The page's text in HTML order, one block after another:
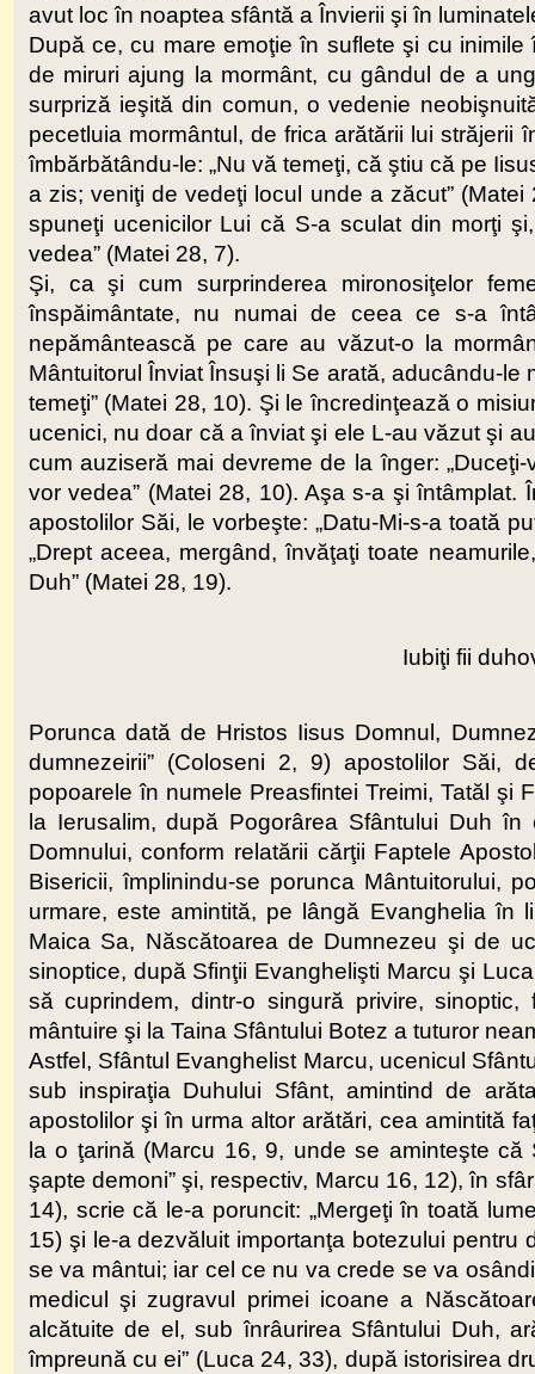
avut loc în noaptea sfântă a Învierii şi în
După ce, cu mare emoţie în suflete şi cu
de miruri ajung la mormânt, cu gândul de a
surpriză ieşită din comun, o vedenie
pecetluia mormântul, de frica arătării lui străjerii
îmbărbătându-le: „Nu vă temeţi, că ştiu că pe
a zis; veniţi de vedeţi locul unde a zăcut”
spuneţi ucenicilor Lui că S-a sculat din morţi
vedea” (Matei 28, 7).
Şi, ca şi cum surprinderea mironosiţelor
înspăimântate, nu numai de ceea ce s-a
nepământească pe care au văzut-o la
Mântuitorul Înviat Însuşi li Se arată, aducându-le
temeţi” (Matei 28, 10). Şi le încredinţează o
ucenici, nu doar că a înviat şi ele L-au văzut şi
cum auziseră mai devreme de la înger:
vor vedea” (Matei 28, 10). Aşa s-a şi întâmplat.
apostolilor Săi, le vorbeşte: „Datu-Mi-s-a toată
„Drept aceea, mergând, învăţaţi toate
Duh” (Matei 28, 19).
Iubiţi fii
Porunca dată de Hristos Iisus Domnul,
dumnezeirii” (Coloseni 2, 9) apostolilor
popoarele în numele Preasfintei Treimi, Tatăl şi
la Ierusalim, după Pogorârea Sfântului Duh
Domnului, conform relatării cărţii Faptele
Bisericii, împlinindu-se porunca Mântuitorului,
urmare, este amintită, pe lângă Evanghelia în
Maica Sa, Născătoarea de Dumnezeu şi de
sinoptice, după Sfinţii Evanghelişti Marcu şi
să cuprindem, dintr-o singură privire,
mântuire şi la Taina Sfântului Botez a tuturor
Astfel, Sfântul Evanghelist Marcu, ucenicul
sub inspiraţia Duhului Sfânt, amintind de
apostolilor şi în urma altor arătări, cea amintită
la o ţarină (Marcu 16, 9, unde se aminteşte
şapte demoni” şi, respectiv, Marcu 16, 12), în
14), scrie că le-a poruncit: „Mergeţi în toată
15) şi le-a dezvăluit importanţa botezului
se va mântui; iar cel ce nu va crede se va
medicul şi zugravul primei icoane a
alcătuite de el, sub înrâurirea Sfântului Duh,
împreună cu ei” (Luca 24, 33), după istorisirea